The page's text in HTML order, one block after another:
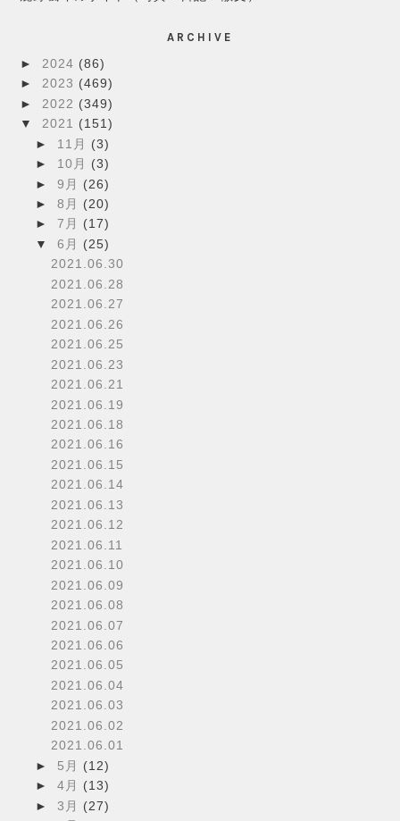
ARCHIVE
► 2024 (86)
►2023 (469)
► 2022 (349)
▼ 2021 (151)
► 11月 (3)
► 10月 (3)
►9月 (26)
►8月 (20)
►7月 (17)
▼6月 (25)
2021.06.30
2021.06.28
2021.06.27
2021.06.26
2021.06.25
2021.06.23
2021.06.21
2021.06.19
2021.06.18
2021.06.16
2021.06.15
2021.06.14
2021.06.13
2021.06.12
2021.06.11
2021.06.10
2021.06.09
2021.06.08
2021.06.07
2021.06.06
2021.06.05
2021.06.04
2021.06.03
2021.06.02
2021.06.01
► 5月 (12)
►4月 (13)
►3月 (27)